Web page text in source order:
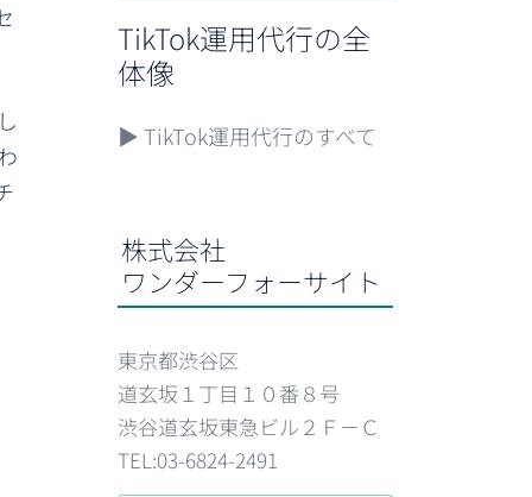
TikTok運用代行の全
体像
▶TikTok運用代行のすべて
株式会社
ワンダーフォーサイト
東京都渋谷区
道玄坂１丁目１０番８号
渋谷道玄坂東急ビル２Ｆ－Ｃ
TEL:03-6824-2491